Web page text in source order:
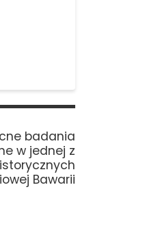
badania
w jednej z
Bawarii